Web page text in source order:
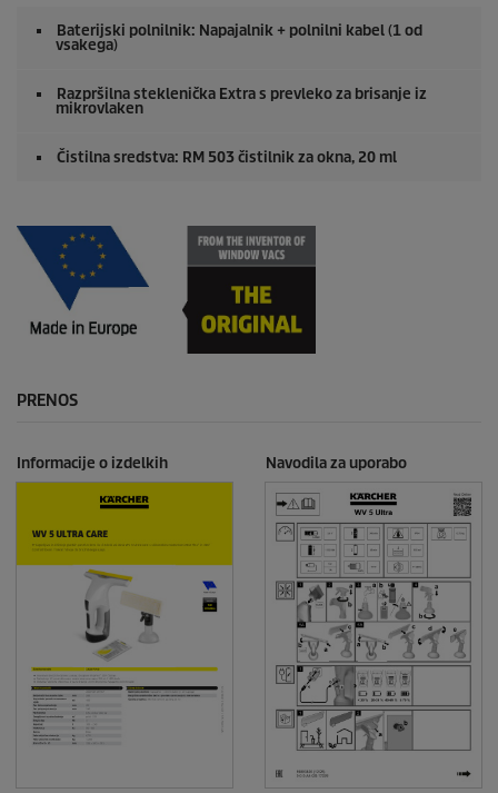
Baterijski polnilnik: Napajalnik + polnilni kabel (1 od
vsakega)
Razpršilna steklenička Extra s prevleko za brisanje iz
mikrovlaken
Čistilna sredstva: RM 503 čistilnik za okna, 20 ml
PRENOS
Informacije o izdelkih Navodila za uporabo